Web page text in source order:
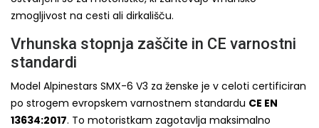
zmogljivost na cesti ali dirkališču.
Vrhunska stopnja zaščite in CE varnostni
standardi
Model Alpinestars SMX-6 V3 za ženske je v celoti certificiran
po strogem evropskem varnostnem standardu CE EN
13634:2017. To motoristkam zagotavlja maksimalno